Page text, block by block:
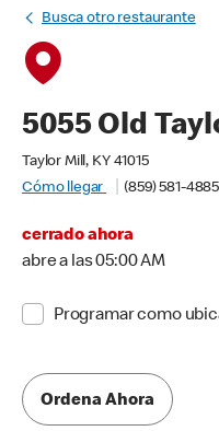
Busca otro restaurante
5055 Old
Taylor Mill, KY 41015
Cómo llegar
(859) 581-4885
cerrado ahora
abre a las 05:00 AM
Programar como
Ordena Ahora